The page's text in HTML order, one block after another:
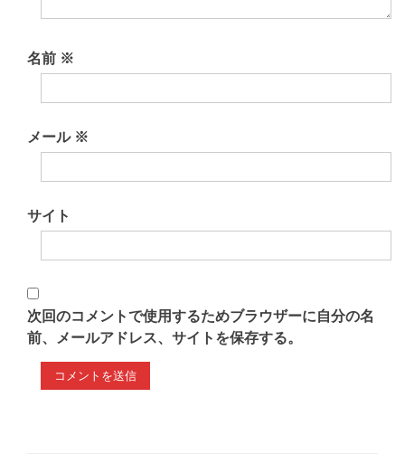
名前 ※
メール ※
サイト
次回のコメントで使用するためブラウザーに自分の名
前、メールアドレス、サイトを保存する。